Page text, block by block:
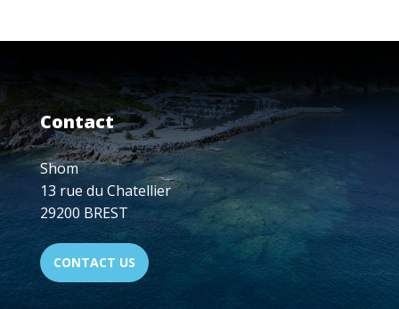
Contact
Shom
13 rue du Chatellier
29200 BREST
CONTACT US